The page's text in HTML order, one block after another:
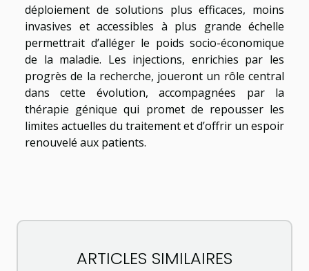
déploiement de solutions plus efficaces, moins
invasives et accessibles à plus grande échelle
permettrait d’alléger le poids socio-économique
de la maladie. Les injections, enrichies par les
progrès de la recherche, joueront un rôle central
dans cette évolution, accompagnées par la
thérapie génique qui promet de repousser les
limites actuelles du traitement et d’offrir un espoir
renouvelé aux patients.
ARTICLES SIMILAIRES